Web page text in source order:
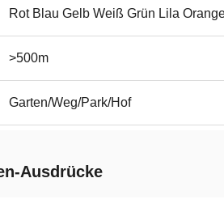
Rot Blau Gelb Weiß Grün Lila
>500m
Garten/Weg/Park/Hof
Ausdrücke